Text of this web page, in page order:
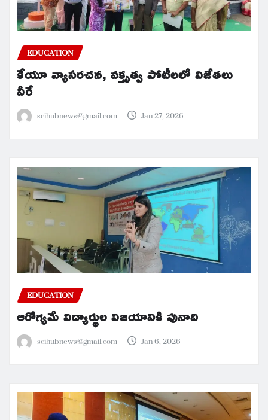
EDUCATION
కేయూ వ్యాసరచన, వక్తృత్వ పోటీలలో విజేతలు
వీరే
scihubnews@gmail.com Jan 27, 2026
EDUCATION
ఆరోగ్యమే విద్యార్థుల విజయానికి పునాది
scihubnews@gmail.com Jan 6, 2026